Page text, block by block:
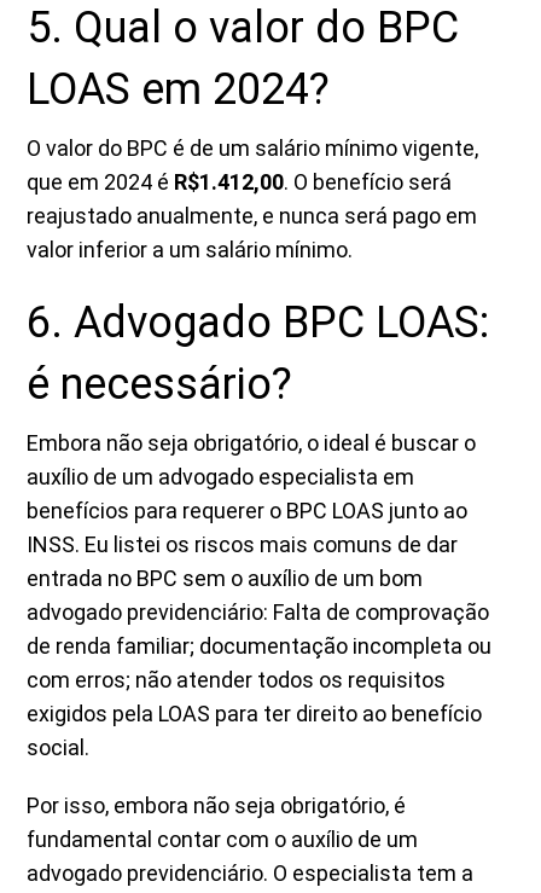
5. Qual o valor do BPC
LOAS em 2024?
O valor do BPC é de um salário mínimo vigente,
que em 2024 é R$1.412,00. O benefício será
reajustado anualmente, e nunca será pago em
valor inferior a um salário mínimo.
6. Advogado BPC LOAS:
é necessário?
Embora não seja obrigatório, o ideal é buscar o
auxílio de um advogado especialista em
benefícios para requerer o BPC LOAS junto ao
INSS. Eu listei os riscos mais comuns de dar
entrada no BPC sem o auxílio de um bom
advogado previdenciário: Falta de comprovação
de renda familiar; documentação incompleta ou
com erros; não atender todos os requisitos
exigidos pela LOAS para ter direito ao benefício
social.
Por isso, embora não seja obrigatório, é
fundamental contar com o auxílio de um
advogado previdenciário. O especialista tem a